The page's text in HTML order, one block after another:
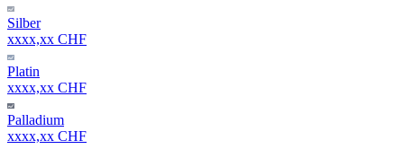
Silber
xxxx,xx CHF
Platin
xxxx,xx CHF
Palladium
xxxx,xx CHF